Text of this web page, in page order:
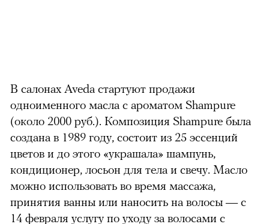
В салонах Aveda стартуют продажи
одноименного масла с ароматом Shampure
(около 2000 руб.). Композиция Shampure была
создана в 1989 году, состоит из 25 эссенций
цветов и до этого «украшала» шампунь,
кондиционер, лосьон для тела и свечу. Масло
можно использовать во время массажа,
принятия ванны или наносить на волосы — с
14 февраля услугу по уходу за волосами с